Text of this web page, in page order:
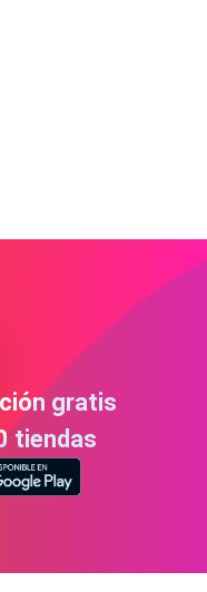
gratis
tiendas